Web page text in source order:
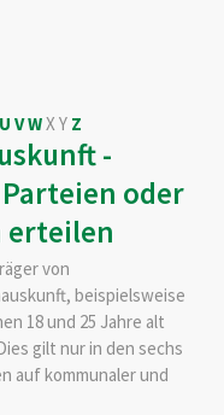
U VWXY Z
-
oder
erteilen
von
beispielsweise
18 und 25 Jahre alt
gilt nur in den sechs
auf kommunaler und